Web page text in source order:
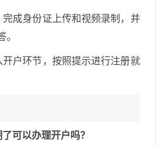
成身份证上传和视频录制，并
。
户环节，按照提示进行注册就
可以办理开户吗？